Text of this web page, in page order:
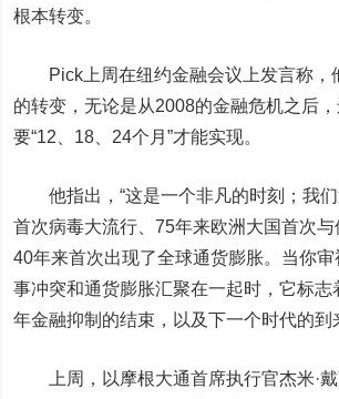
根本转变。
Pick上周在纽约金融会议上发言称，
的转变，无论是从2008的金融危机之后
要“12、18、24个月”才能实现。
他指出，“这是一个非凡的时刻；我们
首次病毒大流行、75年来欧洲大国首次与
40年来首次出现了全球通货膨胀。当你
事冲突和通货膨胀汇聚在一起时，它标志
年金融抑制的结束，以及下一个时代的到
上周，以摩根大通首席执行官杰米·戴